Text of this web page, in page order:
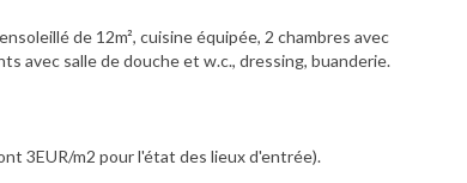
de 12m², cuisine équipée, 2 chambres avec
avec salle de douche et w.c., dressing, buanderie.
3EUR/m2 pour l'état des lieux d'entrée).